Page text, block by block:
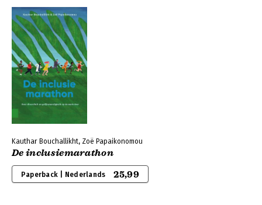
Kauthar Bouchallikht, Zoë Papaikonomou
De inclusiemarathon
Paperback | Nederlands 25,99